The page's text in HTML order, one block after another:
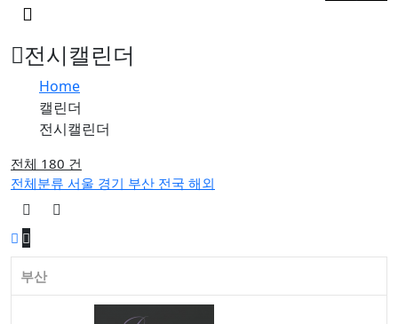
유진실 개인전 《리듬의 풍경》 개최
최형인 개인전 《서로의 자리》 개최
'파인캐릭터 2026', DDP서 11월 개최
강민서·송이현진 2인전 《Fabricated Narratives 》 개최
권민철 개인전 《완벽한 날씨(The Perfect Weather)》 개최
김보경, 서민정 2인전 《두 개의 달》 개최
성서 개인전 《Frozenism: The Frozen Archive》 개최
우창훈 개인전 《형상과 중첩》 개최…보이지 않는 세계의
검
버
튼
전시캘린더
Home
캘린더
전시캘린더
전체 180 건
전체분류 서울 경기 부산 전국 해외
부산